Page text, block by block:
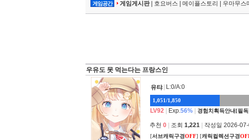
게임공간 게임게시판| 호요버스 메이플스토리 우마무스
우유도 못 먹는다는 프랑스인
유탸 L:0/A:0
1,051/1,850
LV92 Exp.56% 경험치획득안내[필
추천 0 조회 1,221 작성일 2026-
[서브캐릭구경OFF] [캐릭컬렉션구경